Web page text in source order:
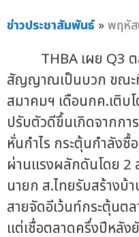
ข่าวประชาสัมพันธ์ »พฤหัส
THBA เผย Q3 ตล
สัญญาณเป็นบวก ขณะ
สมาคมฯ เดือนกค.เติบ
ปรับตัวดีขึ้นเกิดจากกา
หั่นกำไร กระตุ้นกำลังซื้
ผ่านแรงผลักดันโดย 2
นายก ส.ไทยรับสร้างบ้
สายจัดอีเว้นท์กระตุ้นต
แต่เชื่อตลาดครึ่งปีหลัง